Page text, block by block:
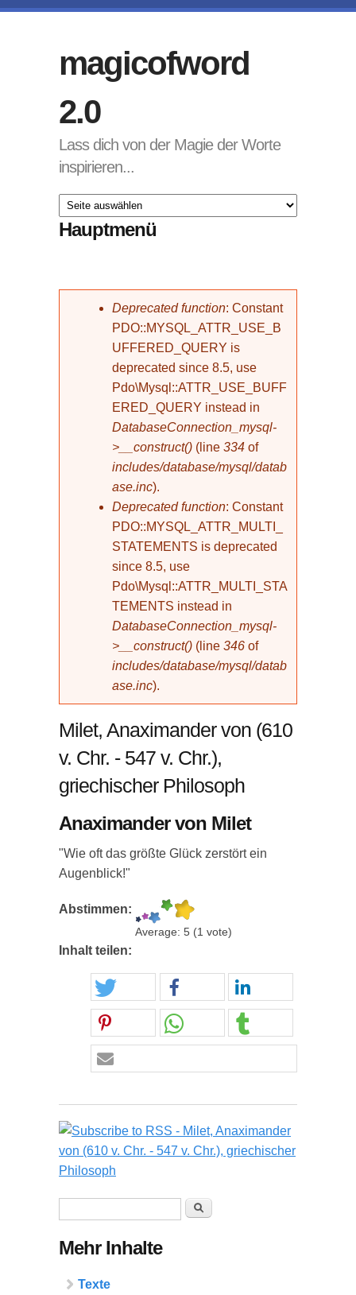
magicofword
2.0
Lass dich von der Magie der Worte
inspirieren...
Hauptmenü
Fehlermeldung
Deprecated function: Constant
PDO::MYSQL_ATTR_USE_B
UFFERED_QUERY is
deprecated since 8.5, use
Pdo\Mysql::ATTR_USE_BUFF
ERED_QUERY instead in
DatabaseConnection_mysql-
>__construct() (line 334 of
includes/database/mysql/datab
ase.inc).
Deprecated function: Constant
PDO::MYSQL_ATTR_MULTI_
STATEMENTS is deprecated
since 8.5, use
Pdo\Mysql::ATTR_MULTI_STA
TEMENTS instead in
DatabaseConnection_mysql-
>__construct() (line 346 of
includes/database/mysql/datab
ase.inc).
Milet, Anaximander von (610
v. Chr. - 547 v. Chr.),
griechischer Philosoph
Anaximander von Milet
"Wie oft das größte Glück zerstört ein
Augenblick!"
Abstimmen:
Average: 5 (1 vote)
Inhalt teilen:
Suche
Mehr Inhalte
Texte